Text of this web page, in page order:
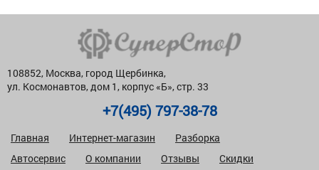
108852, Москва, город Щербинка,
ул. Космонавтов, дом 1, корпус «Б», стр. 33
+7(495) 797-38-78
Главная Интернет-магазин
Разборка
Автосервис
О компании Отзывы
Скидки